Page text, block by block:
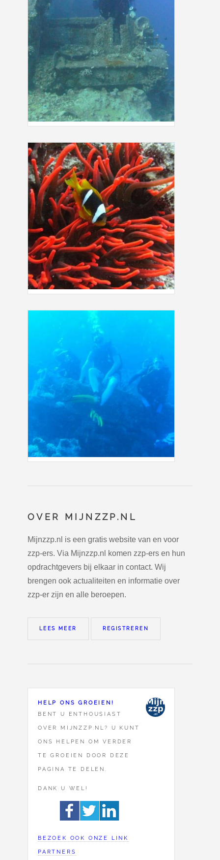
OVER MIJNZZP.NL
Mijnzzp.nl is een gratis website van en voor
zzp-ers. Via Mijnzzp.nl komen zzp-ers en hun
opdrachtgevers bij elkaar in contact. Wij
brengen ook actualiteiten en informatie over
zzp-er zijn en alle beroepen.
LEES MEER REGISTREREN
HELP ONS GROEIEN!
BENT U ENTHOUSIAST
OVER MIJNZZP.NL? U KUNT
ONS HELPEN OM VERDER
TE GROEIEN DOOR DEZE
PAGINA TE DELEN.
DANK U WEL!
BEZOEK OOK ONZE LINK
PARTNERS